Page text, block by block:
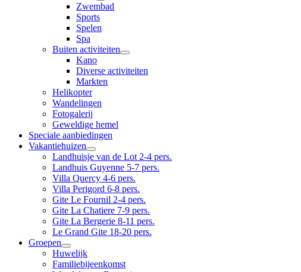
Zwembad
Sports
Spelen
Spa
Buiten activiteiten
Kano
Diverse activiteiten
Markten
Helikopter
Wandelingen
Fotogalerij
Geweldige hemel
Speciale aanbiedingen
Vakantiehuizen
Landhuisje van de Lot 2-4 pers.
Landhuis Guyenne 5-7 pers.
Villa Quercy 4-6 pers.
Villa Perigord 6-8 pers.
Gite Le Fournil 2-4 pers.
Gite La Chatiere 7-9 pers.
Gite La Bergerie 8-11 pers.
Le Grand Gite 18-20 pers.
Groepen
Huwelijk
Familiebijeenkomst